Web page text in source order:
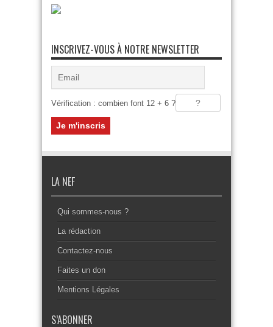
INSCRIVEZ-VOUS À NOTRE NEWSLETTER
Vérification : combien font 12 + 6 ?
LA NEF
Qui sommes-nous ?
La rédaction
Contactez-nous
Faites un don
Mentions Légales
S’ABONNER